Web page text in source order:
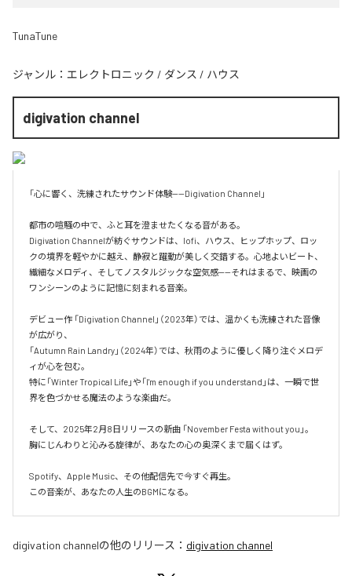
TunaTune
ジャンル： エレクトロニック / ダンス / ハウス
digivation channel
「心に響く、洗練されたサウンド体験——Digivation Channel」
都市の喧騒の中で、ふと耳を澄ませたくなる音がある。
Digivation Channelが紡ぐサウンドは、lofi、ハウス、ヒップホップ、ロッ
クの境界を軽やかに越え、静寂と躍動が美しく交錯する。心地よいビート、
繊細なメロディ、そしてノスタルジックな空気感——それはまるで、映画の
ワンシーンのように記憶に刻まれる音楽。
デビュー作 「Digivation Channel」（2023年）では、温かくも洗練された音像
が広がり、
「Autumn Rain Landry」（2024年）では、秋雨のように優しく降り注ぐメロデ
ィが心を包む。
特に「Winter Tropical Life」や「I'm enough if you understand」は、一瞬で世
界を色づかせる魔法のような楽曲だ。
そして、2025年2月8日リリースの新曲 「November Festa without you」。
胸にじんわりと沁みる旋律が、あなたの心の奥深くまで届くはず。
Spotify、Apple Music、その他配信先で今すぐ再生。
この音楽が、あなたの人生のBGMになる。
digivation channelの他のリリース： digivation channel